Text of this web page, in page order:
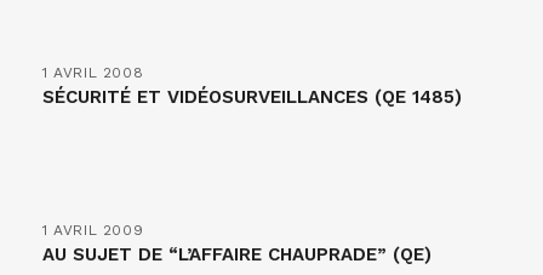
1 AVRIL 2008
SÉCURITÉ ET VIDÉOSURVEILLANCES (QE 1485)
1 AVRIL 2009
AU SUJET DE “L’AFFAIRE CHAUPRADE” (QE)